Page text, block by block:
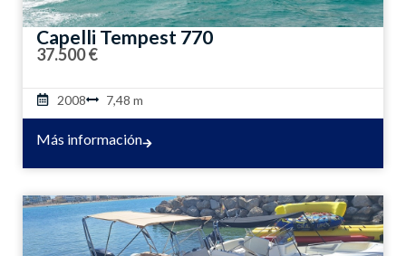
Capelli Tempest 770
37.500 €
2008 7,48 m
Más información